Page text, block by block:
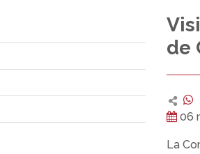
de
06
La